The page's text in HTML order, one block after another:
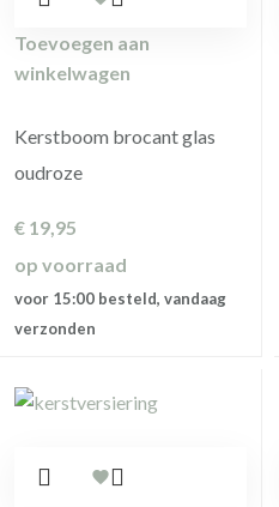
Toevoegen aan
winkelwagen
Kerstboom brocant glas
oudroze
€ 19,95
op voorraad
voor 15:00 besteld, vandaag
verzonden